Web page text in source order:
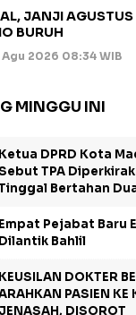
JANJI
BURUH
2026 08:34 WIB
MINGGU INI
Ketua DPRD Kota
TPA
Bertahan
Empat Pejabat Baru
Dilantik Bahlil
KEUSILAN DOKTER
PASIEN KE
JENASAH, DISOROT